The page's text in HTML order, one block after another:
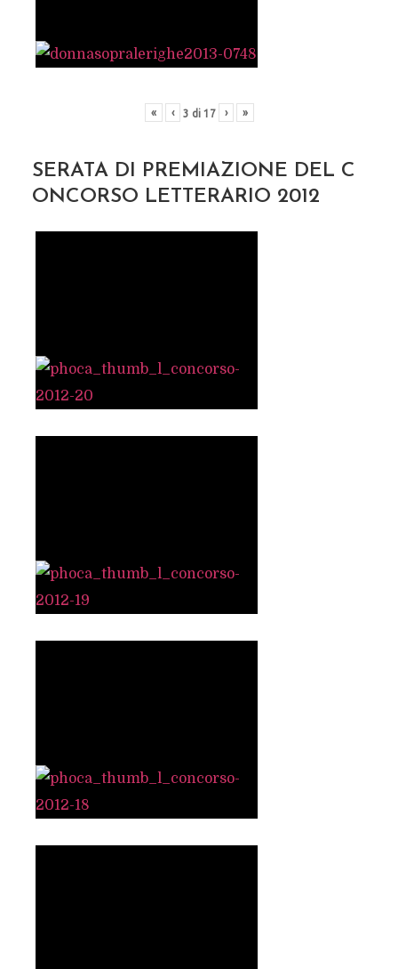
« ‹ 3 di 17 › »
SERATA DI PREMIAZIONE DEL C
ONCORSO LETTERARIO 2012